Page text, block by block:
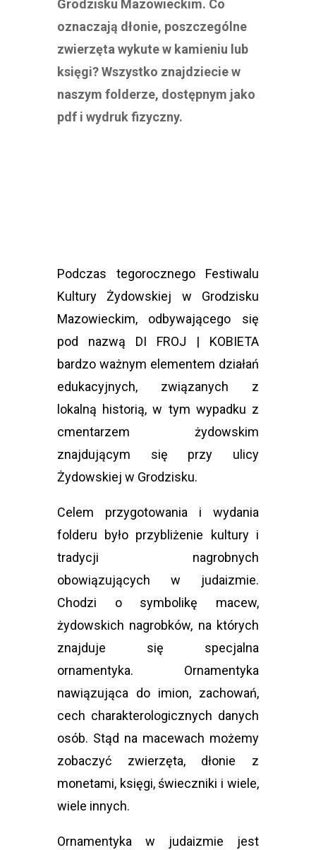
Grodzisku Mazowieckim. Co
oznaczają dłonie, poszczególne
zwierzęta wykute w kamieniu lub
księgi? Wszystko znajdziecie w
naszym folderze, dostępnym jako
pdf i wydruk fizyczny.
Podczas tegorocznego Festiwalu
Kultury Żydowskiej w Grodzisku
Mazowieckim, odbywającego się
pod nazwą DI FROJ | KOBIETA
bardzo ważnym elementem działań
edukacyjnych, związanych z
lokalną historią, w tym wypadku z
cmentarzem żydowskim
znajdującym się przy ulicy
Żydowskiej w Grodzisku.
Celem przygotowania i wydania
folderu było przybliżenie kultury i
tradycji nagrobnych
obowiązujących w judaizmie.
Chodzi o symbolikę macew,
żydowskich nagrobków, na których
znajduje się specjalna
ornamentyka. Ornamentyka
nawiązująca do imion, zachowań,
cech charakterologicznych danych
osób. Stąd na macewach możemy
zobaczyć zwierzęta, dłonie z
monetami, księgi, świeczniki i wiele,
wiele innych.
Ornamentyka w judaizmie jest